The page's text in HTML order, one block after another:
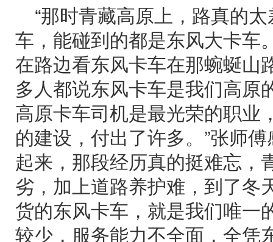
“那时青藏高原上，路真的
车，能碰到的都是东风大卡车
在路边看东风卡车在那蜿蜒山
多人都说东风卡车是我们高原
高原卡车司机是最光荣的职业
的建设，付出了许多。”张师
起来，那段经历真的挺难忘，
劣，加上道路养护难，到了冬
货的东风卡车，就是我们唯一
较少，服务能力不全面，全凭